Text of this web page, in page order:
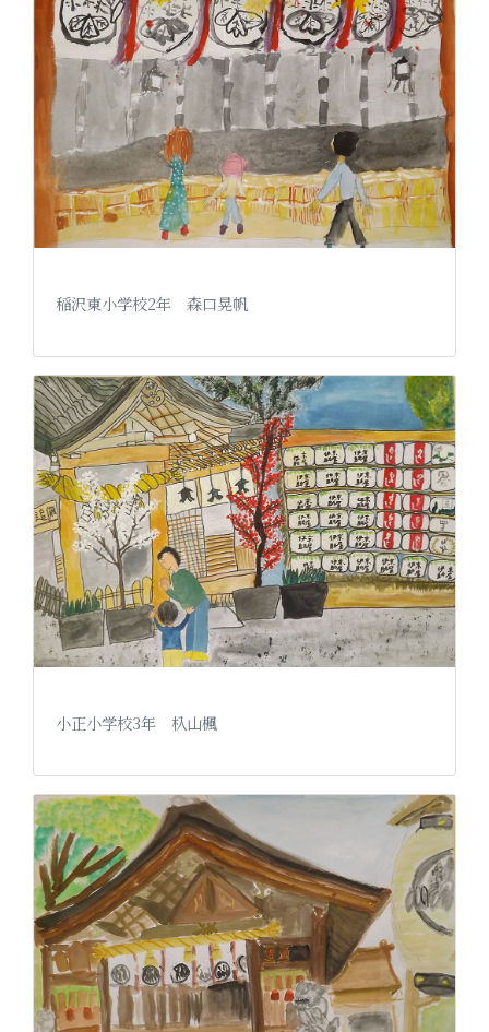
稲沢東小学校2年 森口晃帆
小正小学校3年 杁山楓